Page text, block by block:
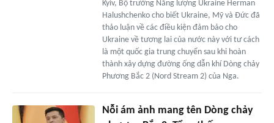
Kyiv, Bộ trưởng Năng lượng Ukraine Herman
Halushchenko cho biết Ukraine, Mỹ và Đức đã
thảo luận về các điều kiện đảm bảo cho
Ukraine về tương lai của nước này với tư cách
là một quốc gia trung chuyển sau khi hoàn
thành xây dựng đường ống dẫn khí Dòng chảy
Phương Bắc 2 (Nord Stream 2) của Nga.
Nỗi ám ảnh mang tên Dòng chảy